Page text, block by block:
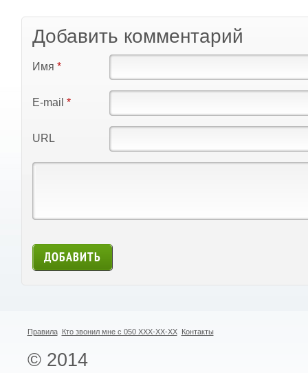
Добавить комментарий
Имя *
E-mail *
URL
Правила Кто звонил мне с 050 XXX-XX-XX Контакты
© 2014